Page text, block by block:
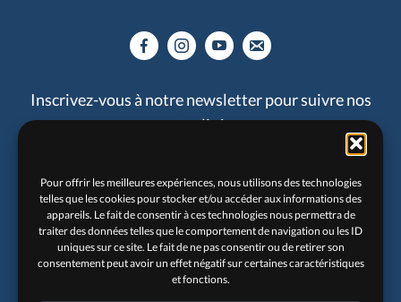
Pour offrir les meilleures expériences, nous utilisons des technologies
telles que les cookies pour stocker et/ou accéder aux informations des
appareils. Le fait de consentir à ces technologies nous permettra de
traiter des données telles que le comportement de navigation ou les ID
uniques sur ce site. Le fait de ne pas consentir ou de retirer son
consentement peut avoir un effet négatif sur certaines caractéristiques
et fonctions.
Inscrivez-vous à notre newsletter pour suivre nos
actualités :